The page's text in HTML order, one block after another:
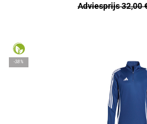
Adviesprijs 32,00
-38%